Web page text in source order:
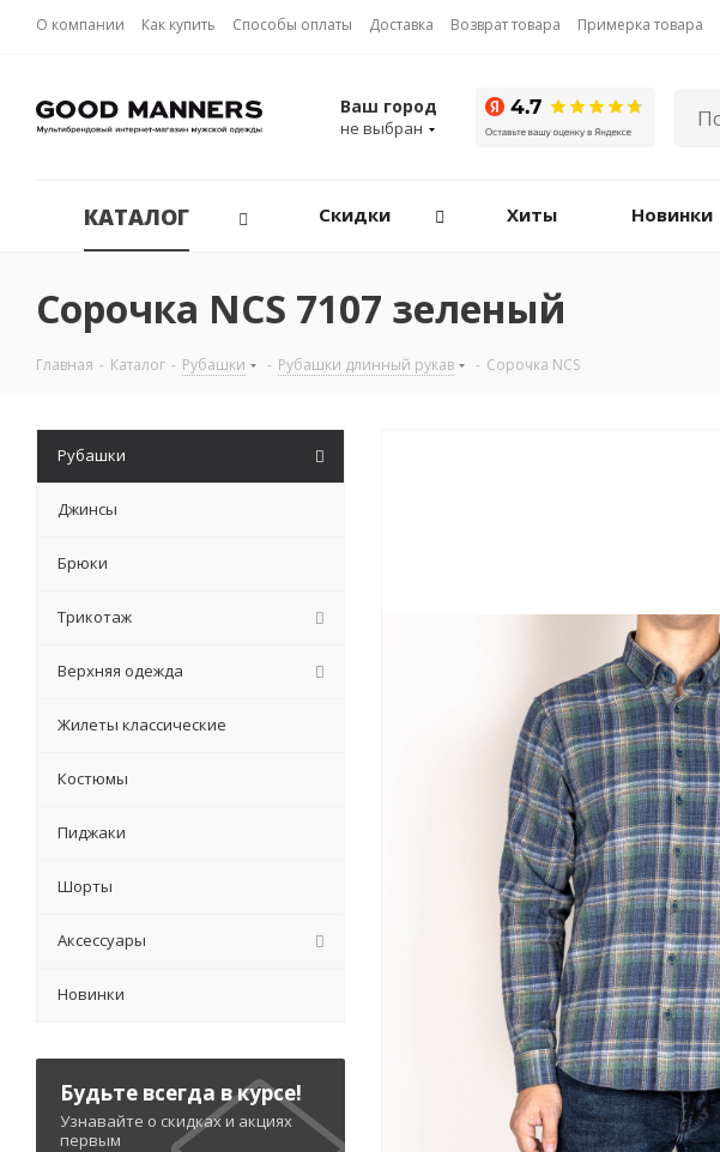
О компании Как купить Способы оплаты Доставка Возврат товара Примерка товара
Ваш город
не выбран
КАТАЛОГ Скидки Хиты Новинки
Сорочка NCS 7107 зеленый
Главная - Каталог - Рубашки - Рубашки длинный рукав - Сорочка NCS
Рубашки
Джинсы
Брюки
Трикотаж
Верхняя одежда
Жилеты классические
Костюмы
Пиджаки
Шорты
Аксессуары
Новинки
Будьте всегда в курсе!
Узнавайте о скидках и акциях
первым